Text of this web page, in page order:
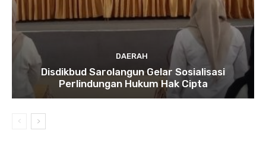
DAERAH
Disdikbud Sarolangun Gelar Sosialisasi
Perlindungan Hukum Hak Cipta